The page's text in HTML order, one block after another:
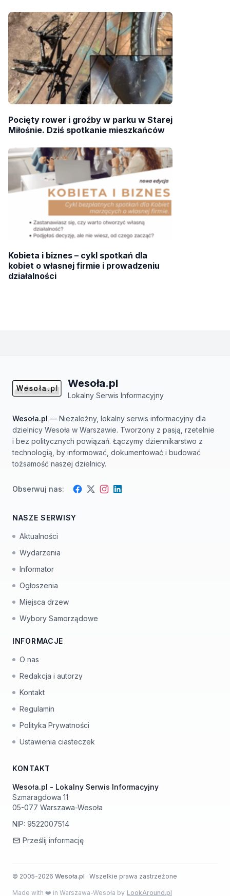
Pocięty rower i groźby w parku w Starej
Miłośnie. Dziś spotkanie mieszkańców
Kobieta i biznes – cykl spotkań dla
kobiet o własnej firmie i prowadzeniu
działalności
Wesoła.pl
Lokalny Serwis Informacyjny
Wesoła.pl — Niezależny, lokalny serwis informacyjny dla
dzielnicy Wesoła w Warszawie. Tworzony z pasją, rzetelnie
i bez politycznych powiązań. Łączymy dziennikarstwo z
technologią, by informować, dokumentować i budować
tożsamość naszej dzielnicy.
Obserwuj nas: Facebook
TwitterInstagram
LinkedIn
NASZE SERWISY
Aktualności
Wydarzenia
Informator
Ogłoszenia
Miejsca drzew
Wybory Samorządowe
INFORMACJE
O nas
Redakcja i autorzy
Kontakt
Regulamin
Polityka Prywatności
Ustawienia ciasteczek
KONTAKT
Wesoła.pl - Lokalny Serwis Informacyjny
Szmaragdowa 11
05-077 Warszawa-Wesoła
NIP: 9522007514
Prześlij informację
© 2005-2026 Wesoła.pl · Wszelkie prawa zastrzeżone
Made with ❤️ in Warszawa-Wesoła by LookAround.pl